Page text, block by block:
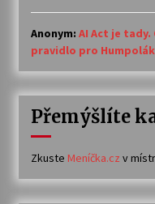
Anonym: AI Act je tady.
pravidlo pro
Přemýšlíte
Zkuste Meníčka.cz v